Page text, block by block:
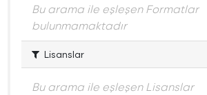
Bu arama ile eşleşen Formatlar
bulunmamaktadır
Lisanslar
Bu arama ile eşleşen Lisanslar